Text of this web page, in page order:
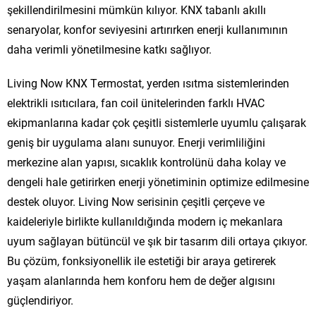
şekillendirilmesini mümkün kılıyor. KNX tabanlı akıllı
senaryolar, konfor seviyesini artırırken enerji kullanımının
daha verimli yönetilmesine katkı sağlıyor.
Living Now KNX Termostat, yerden ısıtma sistemlerinden
elektrikli ısıtıcılara, fan coil ünitelerinden farklı HVAC
ekipmanlarına kadar çok çeşitli sistemlerle uyumlu çalışarak
geniş bir uygulama alanı sunuyor. Enerji verimliliğini
merkezine alan yapısı, sıcaklık kontrolünü daha kolay ve
dengeli hale getirirken enerji yönetiminin optimize edilmesine
destek oluyor. Living Now serisinin çeşitli çerçeve ve
kaideleriyle birlikte kullanıldığında modern iç mekanlara
uyum sağlayan bütüncül ve şık bir tasarım dili ortaya çıkıyor.
Bu çözüm, fonksiyonellik ile estetiği bir araya getirerek
yaşam alanlarında hem konforu hem de değer algısını
güçlendiriyor.